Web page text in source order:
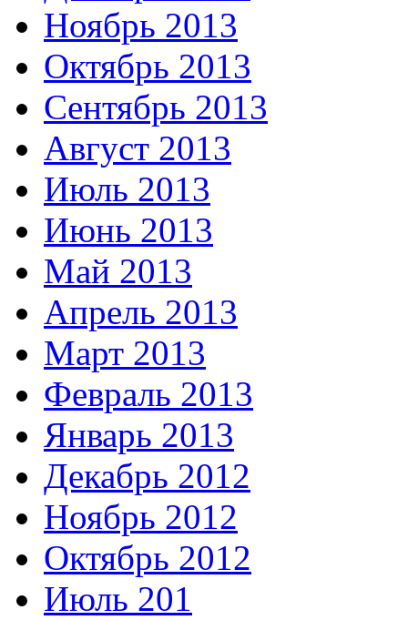
Ноябрь 2013
Октябрь 2013
Сентябрь 2013
Август 2013
Июль 2013
Июнь 2013
Май 2013
Апрель 2013
Март 2013
Февраль 2013
Январь 2013
Декабрь 2012
Ноябрь 2012
Октябрь 2012
Июль 201